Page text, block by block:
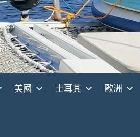
美國 土耳其 歐洲